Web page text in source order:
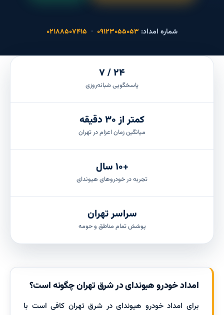
شماره امداد: ۰۹۱۲۳۰۵۵۰۵۳ · ۰۲۱۸۸۵۰۷۴۱۵
۲۴ / ۷
پاسخگویی شبانه‌روزی
کمتر از ۳۰ دقیقه
میانگین زمان اعزام در تهران
+۱۰ سال
تجربه در خودروهای هیوندای
سراسر تهران
پوشش تمام مناطق و حومه
امداد خودرو هیوندای در شرق تهران چگونه است؟
برای امداد خودرو هیوندای در شرق تهران کافی است با